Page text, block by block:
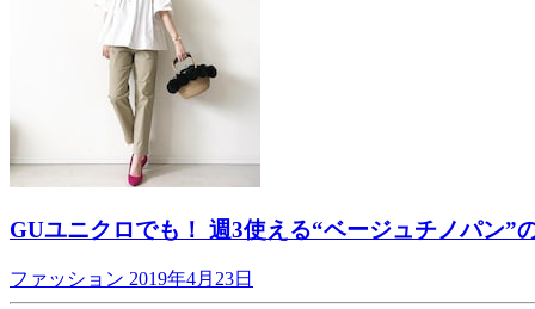
GUユニクロでも！ 週3使える“ベージュチノパン”
ファッション 2019年4月23日